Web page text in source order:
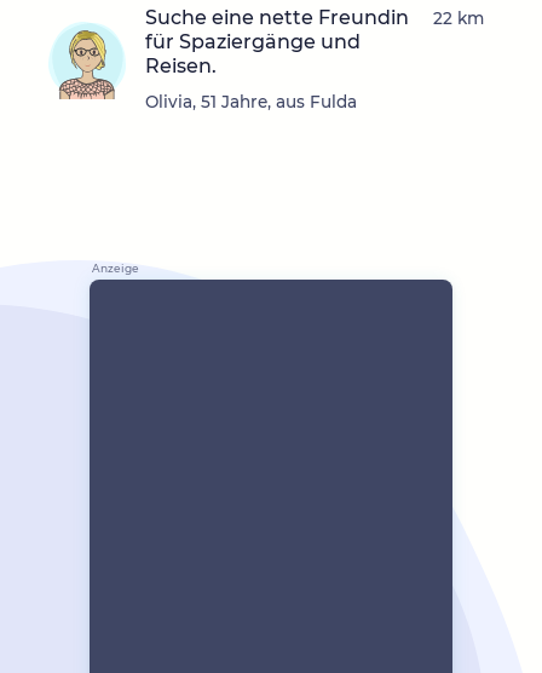
Suche eine nette Freundin
für Spaziergänge und
Reisen.
Olivia, 51 Jahre, aus Fulda
22 km